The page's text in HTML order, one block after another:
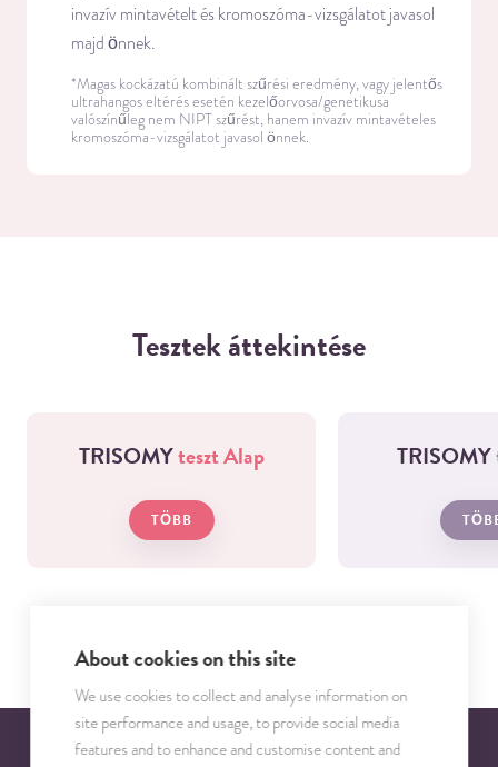
invazív mintavételt és kromoszóma-vizsgálatot javasol
majd önnek.
*Magas kockázatú kombinált szűrési eredmény, vagy jelentős
ultrahangos eltérés esetén kezelőorvosa/genetikusa
valószínűleg nem NIPT szűrést, hanem invazív mintavételes
kromoszóma-vizsgálatot javasol önnek.
Tesztek áttekintése
TRISOMYteszt Alap
TÖBB
TRISOMY
About cookies on this site
We use cookies to collect and analyse information on
site performance and usage, to provide social media
features and to enhance and customise content and